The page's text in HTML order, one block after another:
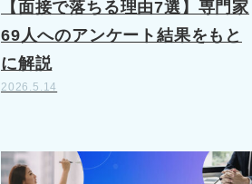
【面接で落ちる理由7選】専門家
69人へのアンケート結果をもと
に解説
2026.5.14